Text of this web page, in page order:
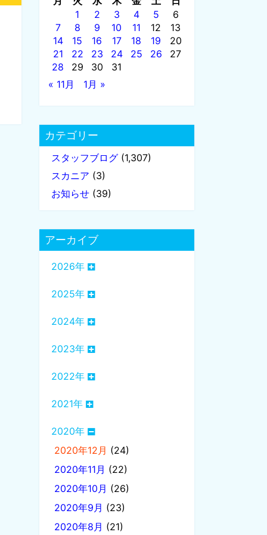
1
2 3 4 5
6
7
8 9 10 11 12
13
14
15 16 17 18 19
20
21
22 23 24 25 26
27
28
29 30
31
« 11月
1月 »
カテゴリー
スタッフブログ (1,307)
スカニア (3)
お知らせ (39)
アーカイブ
2026年
2025年
2024年
2023年
2022年
2021年
2020年
2020年12月 (24)
2020年11月 (22)
2020年10月 (26)
2020年9月 (23)
2020年8月 (21)